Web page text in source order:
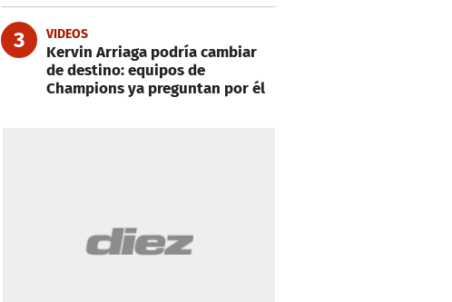
3 VIDEOS
Kervin Arriaga podría cambiar
de destino: equipos de
Champions ya preguntan por él